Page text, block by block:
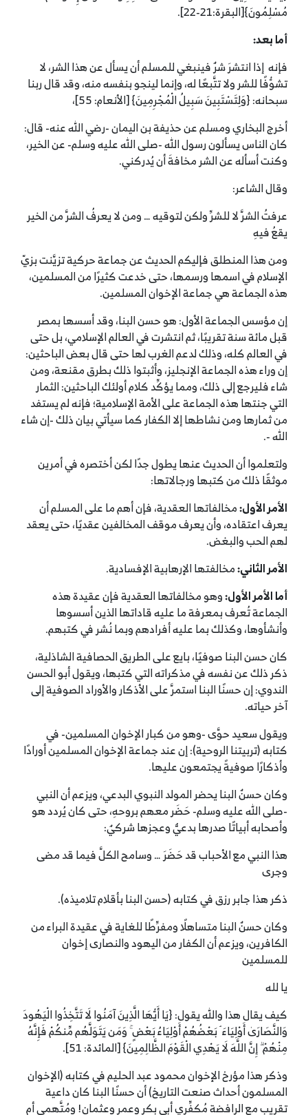
مُسْلِمُونَ}[البقرة:21-22].
أما بعد:
فإنه إذا انتشرَ شرٌ فينبغي للمسلم أن يسأل عن هذا الشر، لا
تشوُّفًا للشر ولا تتَّبعًا له، وإنما لينجو بنفسه منه، وقد قال ربنا
سبحانه: {وَلِتَسْتَبِينَ سَبِيلُ الْمُجْرِمِينَ} [الأنعام: 55]،
أخرج البخاري ومسلم عن حذيفة بن اليمان -رضي الله عنه- قال:
كان الناس يسألون رسول الله -صلى الله عليه وسلم- عن الخير،
وكنت أسأله عن الشر مخافةَ أن يُدركني.
وقال الشاعر:
عرفتُ الشرَّ لا للشرِّ ولكن لتوقيه … ومن لا يعرفُ الشرَّ من الخير
يقعُ فيهِ
ومن هذا المنطلق فإليكم الحديث عن جماعة حركية تزيَّنت بزيّ
الإسلام في اسمها ورسمها، حتى خدعت كثيرًا من المسلمين،
هذه الجماعة هي جماعة الإخوان المسلمين.
إن مؤسس الجماعة الأول: هو حسن البنا، وقد أسسها بمصر
قبل مائة سنة تقريبًا، ثم انتشرت في العالم الإسلامي، بل حتى
في العالم كله، وذلك لدعم الغرب لها حتى قال بعض الباحثين:
إن وراء هذه الجماعة الإنجليز، وأثبتوا ذلك بطرق مقنعة، ومن
شاء فليرجع إلى ذلك، ومما يؤكِّد كلام أولئك الباحثين: الثمار
التي جنتها هذه الجماعة على الأمة الإسلامية؛ فإنه لم يستفد
من ثمارها ومن نشاطها إلا الكفار كما سيأتي بيان ذلك -إن شاء
الله -.
ولتعلموا أن الحديث عنها يطول جدًا لكن أختصره في أمرين
موثقًا ذلك من كتبها ورجالاتها:
الأمر الأول:مخالفاتها العقدية، فإن أهم ما على المسلم أن
يعرف اعتقاده، وأن يعرف موقف المخالفين عقديًا، حتى يعقد
لهم الحب والبغض.
الأمر الثاني:مخالفتها الإرهابية الإفسادية.
أما الأمر الأول:وهو مخالفاتها العقدية فإن عقيدة هذه
الجماعة تُعرف بمعرفة ما عليه قاداتها الذين أسسوها
وأنشأوها، وكذلك بما عليه أفرادهم وبما نُشر في كتبهم.
كان حسن البنا صوفيًا، بايع على الطريق الحصافية الشاذلية،
ذكر ذلك عن نفسه في مذكراته التي كتبها، ويقول أبو الحسن
الندوي: إن حسنًا البنا استمرَّ على الأذكار والأوراد الصوفية إلى
آخر حياته.
ويقول سعيد حوَّى -وهو من كبار الإخوان المسلمين- في
كتابه (تربيتنا الروحية): إن عند جماعة الإخوان المسلمين أورادًا
وأذكارًا صوفيةً يجتمعون عليها.
وكان حسنٌ البنا يحضر المولد النبوي البدعي، ويزعم أن النبي
-صلى الله عليه وسلم- حَضَر معهم بروحهِ، حتى كان يُردد هو
وأصحابه أبياتًا صدرها بدعيٌّ وعجزها شركيٌ:
هذا النبي مع الأحباب قد حَضَرَ … وسامح الكلَّ فيما قد مضى
وجرى
ذكر هذا جابر رزق في كتابه (حسن البنا بأقلام تلاميذه).
وكان حسنٌ البنا متساهلًا ومفرِّطًا للغاية في عقيدة البراء من
الكافرين، ويزعم أن الكفار من اليهود والنصارى إخوان
للمسلمين
يا لله
كيف يقال هذا والله يقول: {يَا أَيُّهَا الَّذِينَ آمَنُوا لَا تَتَّخِذُوا الْيَهُودَ
وَالنَّصَارَىٰ أَوْلِيَاءَ ۘ بَعْضُهُمْ أَوْلِيَاءُ بَعْضٍ ۚ وَمَن يَتَوَلَّهُم مِّنكُمْ فَإِنَّهُ
مِنْهُمْ ۗ إِنَّ اللَّهَ لَا يَهْدِي الْقَوْمَ الظَّالِمِينَ} [المائدة: 51].
وذكر هذا مؤرخ الإخوان محمود عبد الحليم في كتابه (الإخوان
المسلمون أحداث صنعت التاريخ) أن حسنًا البنا كان داعية
تقريب مع الرافضة مُكفِّري أبي بكر وعمر وعثمان! ومُتَّهمي أم